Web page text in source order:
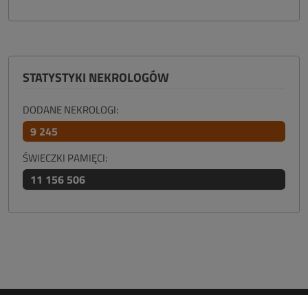
STATYSTYKI NEKROLOGÓW
DODANE NEKROLOGI:
9 245
ŚWIECZKI PAMIĘCI:
11 156 506